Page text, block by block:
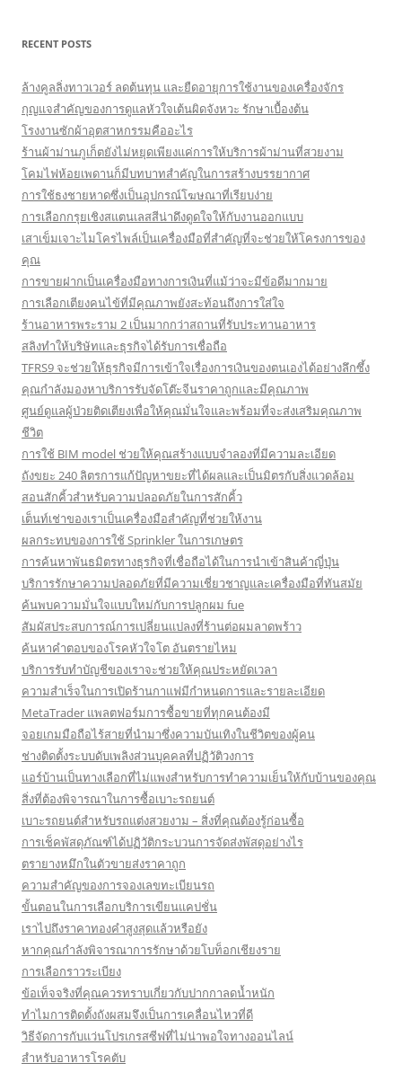
RECENT POSTS
ล้างคูลลิ่งทาวเวอร์ ลดต้นทุน และยืดอายุการใช้งานของเครื่องจักร
กุญแจสำคัญของการดูแลหัวใจเต้นผิดจังหวะ รักษาเบื้องต้น
โรงงานซักผ้าอุตสาหกรรมคืออะไร
ร้านผ้าม่านภูเก็ตยังไม่หยุดเพียงแค่การให้บริการผ้าม่านที่สวยงาม
โคมไฟห้อยเพดานก็มีบทบาทสำคัญในการสร้างบรรยากาศ
การใช้ธงชายหาดซึ่งเป็นอุปกรณ์โฆษณาที่เรียบง่าย
การเลือกกรุยเชิงสแตนเลสสีน่าดึงดูดใจให้กับงานออกแบบ
เสาเข็มเจาะไมโครไพล์เป็นเครื่องมือที่สำคัญที่จะช่วยให้โครงการของ
คุณ
การขายฝากเป็นเครื่องมือทางการเงินที่แม้ว่าจะมีข้อดีมากมาย
การเลือกเตียงคนไข้ที่มีคุณภาพยังสะท้อนถึงการใส่ใจ
ร้านอาหารพระราม 2 เป็นมากกว่าสถานที่รับประทานอาหาร
สลิงทำให้บริษัทและธุรกิจได้รับการเชื่อถือ
TFRS9 จะช่วยให้ธุรกิจมีการเข้าใจเรื่องการเงินของตนเองได้อย่างลึกซึ้ง
คุณกำลังมองหาบริการรับจัดโต๊ะจีนราคาถูกและมีคุณภาพ
ศูนย์ดูแลผู้ป่วยติดเตียงเพื่อให้คุณมั่นใจและพร้อมที่จะส่งเสริมคุณภาพ
ชีวิต
การใช้ BIM model ช่วยให้คุณสร้างแบบจำลองที่มีความละเอียด
ถังขยะ 240 ลิตรการแก้ปัญหาขยะที่ได้ผลและเป็นมิตรกับสิ่งแวดล้อม
สอนสักคิ้วสำหรับความปลอดภัยในการสักคิ้ว
เต็นท์เช่าของเราเป็นเครื่องมือสำคัญที่ช่วยให้งาน
ผลกระทบของการใช้ Sprinkler ในการเกษตร
การค้นหาพันธมิตรทางธุรกิจที่เชื่อถือได้ในการนำเข้าสินค้าญี่ปุ่น
บริการรักษาความปลอดภัยที่มีความเชี่ยวชาญและเครื่องมือที่ทันสมัย
ค้นพบความมั่นใจแบบใหม่กับการปลูกผม fue
สัมผัสประสบการณ์การเปลี่ยนแปลงที่ร้านต่อผมลาดพร้าว
ค้นหาคำตอบของโรคหัวใจโต อันตรายไหม
บริการรับทำบัญชีของเราจะช่วยให้คุณประหยัดเวลา
ความสำเร็จในการเปิดร้านกาแฟมีกำหนดการและรายละเอียด
MetaTrader แพลตฟอร์มการซื้อขายที่ทุกคนต้องมี
จอยเกมมือถือไร้สายที่นำมาซึ่งความบันเทิงในชีวิตของผู้คน
ช่างติดตั้งระบบดับเพลิงส่วนบุคคลที่ปฏิวัติวงการ
แอร์บ้านเป็นทางเลือกที่ไม่แพงสำหรับการทำความเย็นให้กับบ้านของคุณ
สิ่งที่ต้องพิจารณาในการซื้อเบาะรถยนต์
เบาะรถยนต์สำหรับรถแต่งสวยงาม – สิ่งที่คุณต้องรู้ก่อนซื้อ
การเช็คพัสดุภัณฑ์ได้ปฏิวัติกระบวนการจัดส่งพัสดุอย่างไร
ตรายางหมึกในตัวขายส่งราคาถูก
ความสำคัญของการจองเลขทะเบียนรถ
ขั้นตอนในการเลือกบริการเขียนแคปชั่น
เราไปถึงราคาทองคำสูงสุดแล้วหรือยัง
หากคุณกำลังพิจารณาการรักษาด้วยโบท็อกเชียงราย
การเลือกราวระเบียง
ข้อเท็จจริงที่คุณควรทราบเกี่ยวกับปากกาลดน้ำหนัก
ทำไมการติดตั้งถังผสมจึงเป็นการเคลื่อนไหวที่ดี
วิธีจัดการกับแว่นโปรเกรสซีฟที่ไม่น่าพอใจทางออนไลน์
สำหรับอาหารโรคตับ